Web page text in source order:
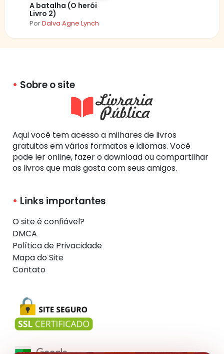
A batalha (O herói
Livro 2)
PorDalva Agne Lynch
Sobre o site
Aqui você tem acesso a milhares de livros
gratuitos em vários formatos e idiomas. Você
pode ler online, fazer o download ou compartilhar
os livros que mais gosta com seus amigos.
Links importantes
O site é confiável?
DMCA
Política de Privacidade
Mapa do Site
Contato